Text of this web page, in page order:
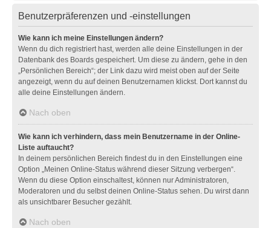
Benutzerpräferenzen und -einstellungen
Wie kann ich meine Einstellungen ändern?
Wenn du dich registriert hast, werden alle deine Einstellungen in der
Datenbank des Boards gespeichert. Um diese zu ändern, gehe in den
„Persönlichen Bereich“; der Link dazu wird meist oben auf der Seite
angezeigt, wenn du auf deinen Benutzernamen klickst. Dort kannst du
alle deine Einstellungen ändern.
Nach oben
Wie kann ich verhindern, dass mein Benutzername in der Online-
Liste auftaucht?
In deinem persönlichen Bereich findest du in den Einstellungen eine
Option „Meinen Online-Status während dieser Sitzung verbergen“.
Wenn du diese Option einschaltest, können nur Administratoren,
Moderatoren und du selbst deinen Online-Status sehen. Du wirst dann
als unsichtbarer Besucher gezählt.
Nach oben